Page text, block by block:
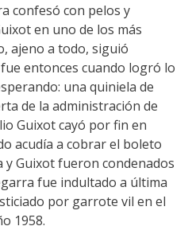
confesó con pelos y
en uno de los más
ajeno a todo, siguió
entonces cuando logró lo
una quiniela de
de la administración de
Guixot cayó por fin en
acudía a cobrar el boleto
y Guixot fueron condenados
fue indultado a última
por garrote vil en el
1958.